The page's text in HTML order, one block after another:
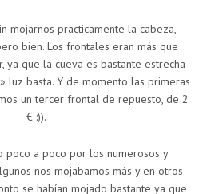
mojarnos practicamente la cabeza,
bien. Los frontales eran más que
ya que la cueva es bastante estrecha
luz basta. Y de momento las primeras
un tercer frontal de repuesto, de 2
€ :)).
poco a poco por los numerosos y
nos mojabamos más y en otros
se habían mojado bastante ya que